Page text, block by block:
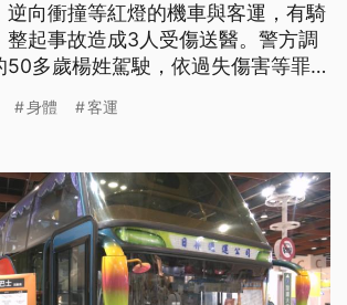
逆向衝撞等紅燈的機車與客運，有騎
整起事故造成3人受傷送醫。警方調
多歲楊姓駕駛，依過失傷害等罪嫌
身體 客運